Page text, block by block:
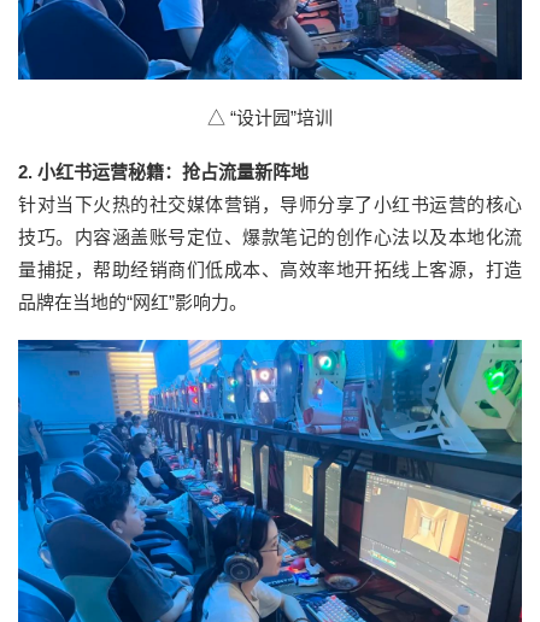
△ “设计园”培训
2. 小红书运营秘籍：抢占流量新阵地
针对当下火热的社交媒体营销，导师分享了小红书运营的核心
技巧。内容涵盖账号定位、爆款笔记的创作心法以及本地化流
量捕捉，帮助经销商们低成本、高效率地开拓线上客源，打造
品牌在当地的“网红”影响力。